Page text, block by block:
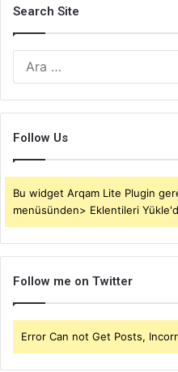
Search Site
Follow Us
Bu widget Arqam Lite Plugin
menüsünden> Eklentileri
Follow me on Twitter
Error Can not Get Posts,